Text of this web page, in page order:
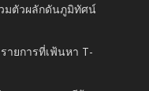
มตัวผลักดันภูมิทัศน์
ายการที่เฟ้นหา T-